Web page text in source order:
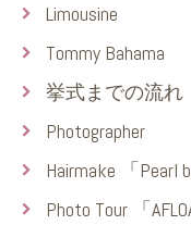
Limousine
Tommy Bahama
挙式までの流れ
Photographer
Hairmake 「Pearl
Photo Tour 「